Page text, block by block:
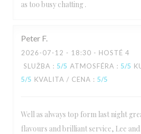
as too busy chatting .
Peter F
2026-07-12 - 18:30 - HOSTÉ 4
SLUŽBA : 5/5 ATMOSFÉRA : 5/5
5/5 KVALITA / CENA : 5/5
Well as always top form last night
flavours and brilliant service, Lee